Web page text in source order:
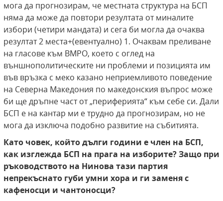
мога да прогнозирам, че местната структура на БСП
няма да може да повтори резултата от миналите
избори (четири мандата) и сега би могла да очаква
резултат 2 места+(евентуално) 1. Очаквам преливане
на гласове към ВМРО, което с оглед на
външнополитическите ни проблеми и позицията им
във връзка с меко казано неприемливото поведение
на Северна Македония по македонския въпрос може
би ще дръпне част от „периферията“ към себе си. Дали
БСП е на кантар ми е трудно да прогнозирам, но не
мога да изключа подобно развитие на събитията.
Като човек, който дълги години е член на БСП,
как изглежда БСП на прага на изборите? Защо при
ръководството на Нинова тази партия
непрекъснато губи умни хора и ги заменя с
кафеносци и чантоносци?